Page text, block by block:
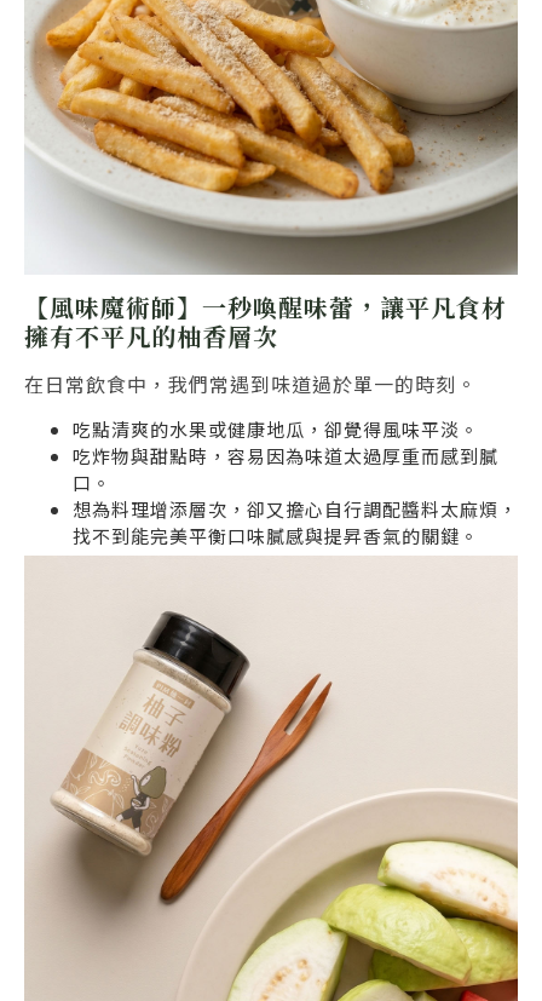
【風味魔術師】一秒喚醒味蕾，讓平凡食材
擁有不平凡的柚香層次
在日常飲食中，我們常遇到味道過於單一的時刻。
吃點清爽的水果或健康地瓜，卻覺得風味平淡。
吃炸物與甜點時，容易因為味道太過厚重而感到膩
口。
想為料理增添層次，卻又擔心自行調配醬料太麻煩，
找不到能完美平衡口味膩感與提昇香氣的關鍵。